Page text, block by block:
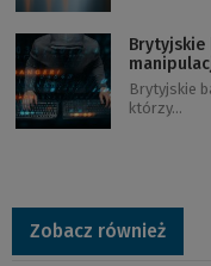
Brytyjskie
Brytyjskie
którzy…
Zobacz również